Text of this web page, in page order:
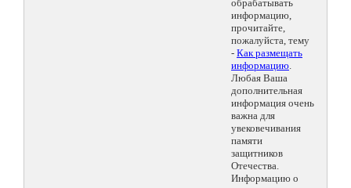
обрабатывать
информацию,
прочитайте,
пожалуйста, тему
- Как размещать
информацию.
Любая Ваша
дополнительная
информация очень
важна для
увековечивания
памяти
защитников
Отечества.
Информацию о